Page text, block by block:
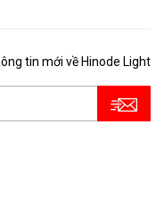
tin mới về Hinode Light